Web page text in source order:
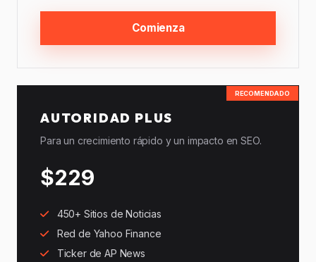
Comienza
RECOMENDADO
AUTORIDAD PLUS
Para un crecimiento rápido y un impacto en SEO.
$229
450+ Sitios de Noticias
Red de Yahoo Finance
Ticker de AP News